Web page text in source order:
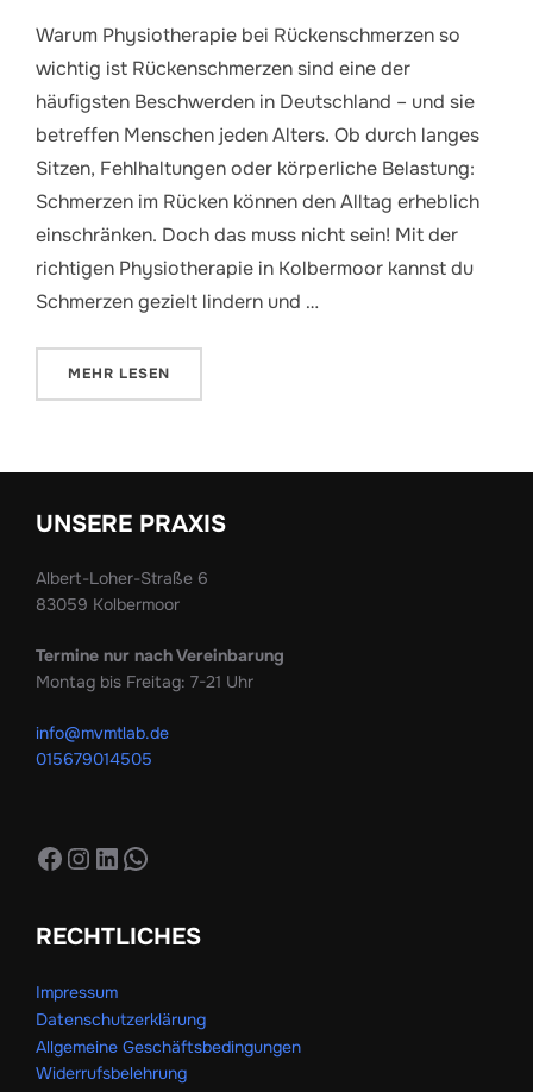
Warum Physiotherapie bei Rückenschmerzen so
wichtig ist Rückenschmerzen sind eine der
häufigsten Beschwerden in Deutschland – und sie
betreffen Menschen jeden Alters. Ob durch langes
Sitzen, Fehlhaltungen oder körperliche Belastung:
Schmerzen im Rücken können den Alltag erheblich
einschränken. Doch das muss nicht sein! Mit der
richtigen Physiotherapie in Kolbermoor kannst du
Schmerzen gezielt lindern und …
MEHR ÜBER „RÜCKENSCHMERZEN? DEINE
LESEN
UNSERE PRAXIS
Albert-Loher-Straße 6
83059 Kolbermoor
Termine nur nach Vereinbarung
Montag bis Freitag: 7-21 Uhr
info@mvmtlab.de
015679014505
Facebook
Instagram
LinkedIn
WhatsApp
RECHTLICHES
Impressum
Datenschutzerklärung
Allgemeine Geschäftsbedingungen
Widerrufsbelehrung